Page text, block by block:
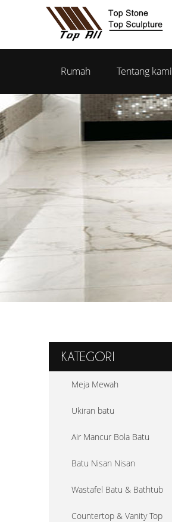
Rumah Tentang kami
KATEGORI
Meja Mewah
Ukiran batu
Air Mancur Bola Batu
Batu Nisan Nisan
Wastafel Batu & Bathtub
Countertop & Vanity Top